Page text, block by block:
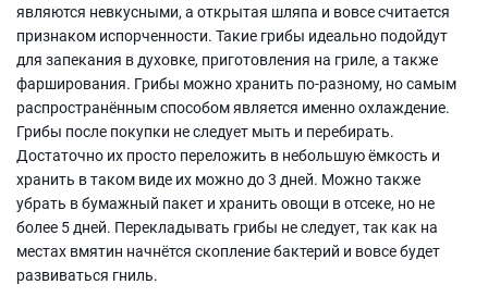
являются невкусными, а открытая шляпа и вовсе считается
признаком испорченности. Такие грибы идеально подойдут
для запекания в духовке, приготовления на гриле, а также
фарширования. Грибы можно хранить по-разному, но самым
распространённым способом является именно охлаждение.
Грибы после покупки не следует мыть и перебирать.
Достаточно их просто переложить в небольшую ёмкость и
хранить в таком виде их можно до 3 дней. Можно также
убрать в бумажный пакет и хранить овощи в отсеке, но не
более 5 дней. Перекладывать грибы не следует, так как на
местах вмятин начнётся скопление бактерий и вовсе будет
развиваться гниль.